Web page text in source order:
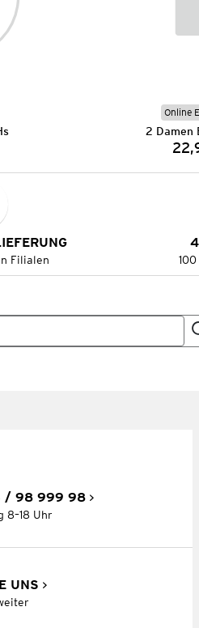
Online
2 Damen
Filialen
98 999 98
8–18 Uhr
UNS